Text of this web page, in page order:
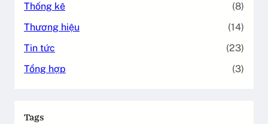
Thống kê
(8)
Thương hiệu
(14)
Tin tức
(23)
Tổng hợp
(3)
Tags